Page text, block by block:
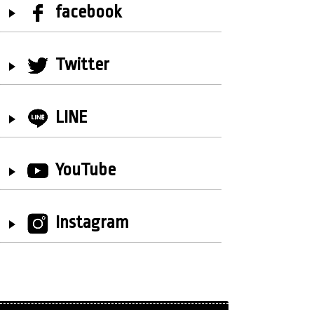
facebook
Twitter
LINE
YouTube
Instagram